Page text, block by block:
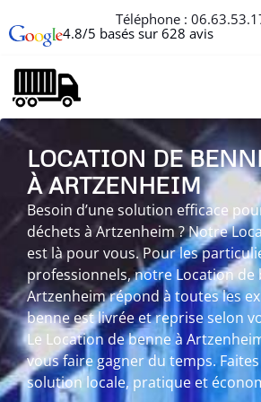
Téléphone :
4.8/5 basés sur 628 avis
LOCATION DE
À ARTZENHEIM
Besoin d’une solution efficace
déchets à Artzenheim ? Notre
est là pour vous. Pour les
professionnels, notre Location de
Artzenheim répond à toutes les
benne est livrée et reprise selon
Le Location de benne à
vous faire gagner du temps. Faites
solution locale, pratique et